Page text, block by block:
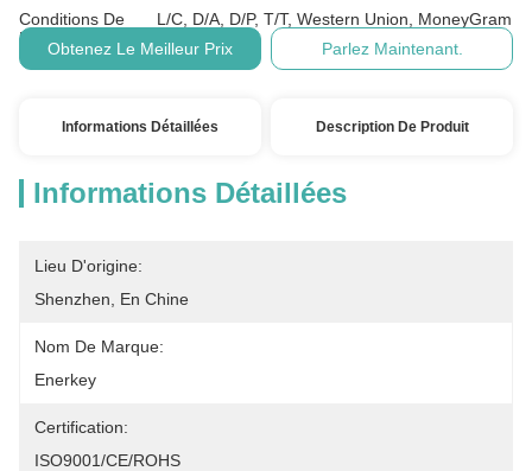
Conditions De
Paiement:
L/C, D/A, D/P, T/T, Western Union, MoneyGram
Obtenez Le Meilleur Prix
Parlez Maintenant.
Informations Détaillées Description De Produit
Informations Détaillées
Lieu D'origine:
Shenzhen, En Chine
Nom De Marque:
Enerkey
Certification:
ISO9001/CE/ROHS